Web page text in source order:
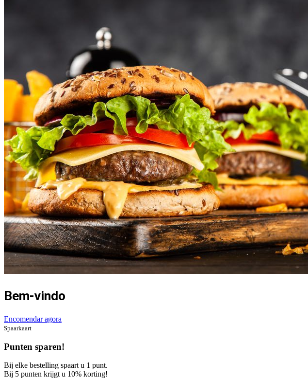
Bem-vindo
Encomendar agora
Spaarkaart
Punten sparen!
Bij elke bestelling spaart u 1 punt.
Bij 5 punten krijgt u 10% korting!